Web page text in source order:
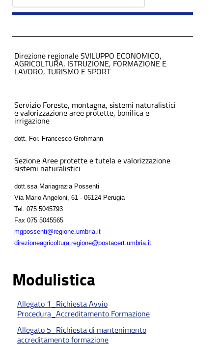
Direzione regionale SVILUPPO ECONOMICO,
AGRICOLTURA, ISTRUZIONE, FORMAZIONE E
LAVORO, TURISMO E SPORT
Servizio Foreste, montagna, sistemi naturalistici
e valorizzazione aree protette, bonifica e
irrigazione
dott. For. Francesco Grohmann
Sezione Aree protette e tutela e valorizzazione
sistemi naturalistici
dott.ssa Mariagrazia Possenti
Via Mario Angeloni, 61 - 06124 Perugia
Tel. 075 5045793
Fax 075 5045565
mgpossenti@regione.umbria.it
direzioneagricoltura.regione@postacert.umbria.it
Modulistica
Allegato 1_Richiesta Avvio
Procedura_Accreditamento Formazione
Allegato 5_Richiesta di mantenimento
accreditamento formazione